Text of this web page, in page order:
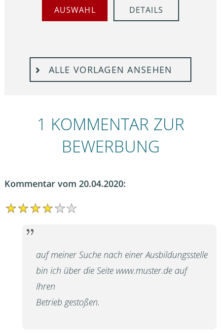
AUSWAHL DETAILS
ALLE VORLAGEN ANSEHEN
1 KOMMENTAR ZUR
BEWERBUNG
Kommentar vom 20.04.2020:
auf meiner Suche nach einer Ausbildungsstelle
bin ich über die Seite www.muster.de auf
Ihren
Betrieb gestoßen.